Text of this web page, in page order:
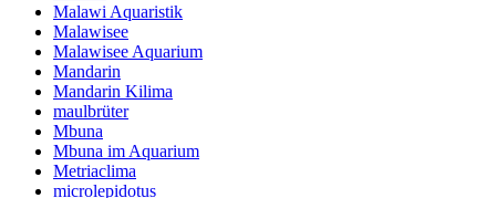
Malawi Aquaristik
Malawisee
Malawisee Aquarium
Mandarin
Mandarin Kilima
maulbrüter
Mbuna
Mbuna im Aquarium
Metriaclima
microlepidotus